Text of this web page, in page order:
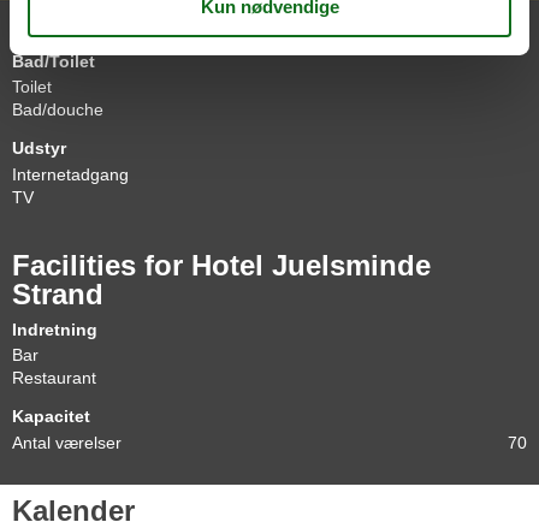
Alle faciliteter
Bad/Toilet
Toilet
Bad/douche
Udstyr
Internetadgang
TV
Facilities for Hotel Juelsminde
Strand
Indretning
Bar
Restaurant
Kapacitet
Antal værelser
70
Kalender